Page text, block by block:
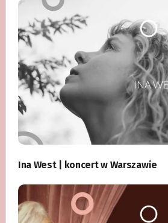
Ina West | koncert w Warszawie